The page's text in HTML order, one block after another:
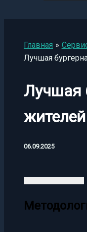
Главная
Лучшая
Лучшая
06.09.2025